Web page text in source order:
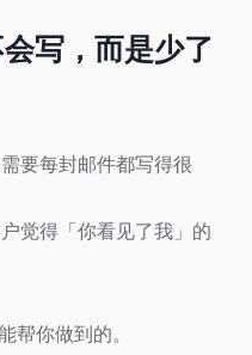
写，而是少了
要每封邮件都写得很
觉得「你看见了我」的
帮你做到的。